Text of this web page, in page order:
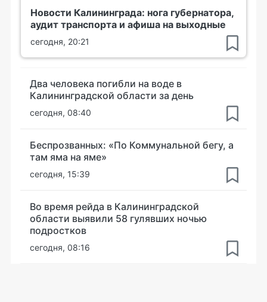
Новости Калининграда: нога губернатора,
аудит транспорта и афиша на выходные
сегодня, 20:21
Два человека погибли на воде в
Калининградской области за день
сегодня, 08:40
Беспрозванных: «По Коммунальной бегу, а
там яма на яме»
сегодня, 15:39
Во время рейда в Калининградской
области выявили 58 гулявших ночью
подростков
сегодня, 08:16